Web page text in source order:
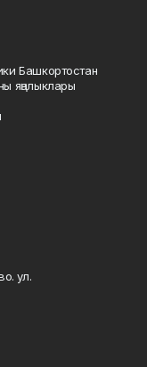
Башкортостан
яңалыклары
ул.